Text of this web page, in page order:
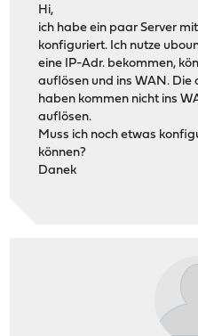
Hi,
ich habe ein paar Server
konfiguriert. Ich nutze
eine IP-Adr. bekommen,
auflösen und ins WAN. Die
haben kommen nicht ins
auflösen.
Muss ich noch etwas
können?
Danek